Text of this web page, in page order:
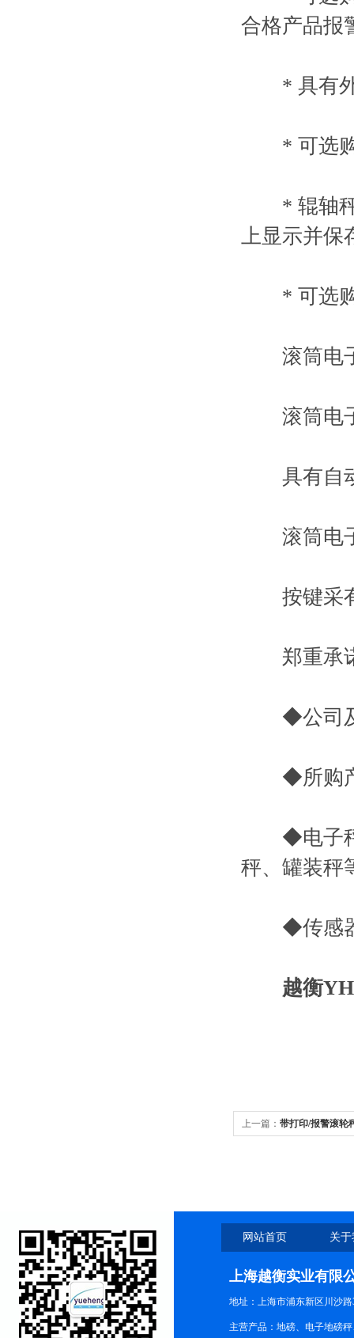
合格产品报
* 具有外
* 可选购
* 辊轴秤
上显示并保
* 可选购
滚筒电
滚筒电子
具有自动
滚筒电子
按键采有
郑重承
◆公司及
◆所购产
◆电子秤(
秤、罐装秤
◆传感器
越衡
上一篇： 带打印/报警滚轮
网站首页 关
上海越衡实业有限
地址：上海市浦东新区川沙路
主营产品：地磅、电子地磅